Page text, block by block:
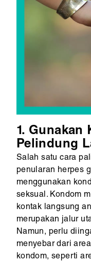
1. Gunakan
Pelindung
Salah satu cara
penularan herpes
menggunakan
seksual. Kondom
kontak langsung
merupakan jalur
Namun, perlu
menyebar dari
kondom, seperti